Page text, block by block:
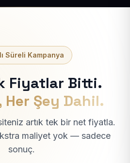
Süreli Kampanya
Fiyatlar Bitti.
Şey Dahil.
artık tek bir net fiyatla.
maliyet yok — sadece
sonuç.